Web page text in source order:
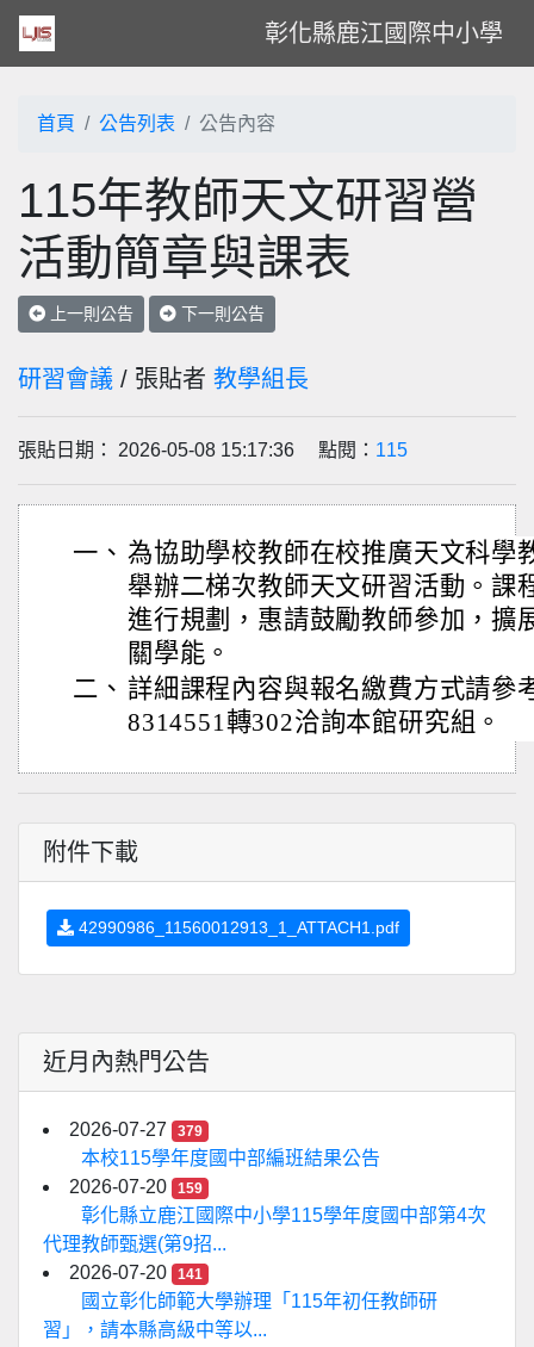
彰化縣鹿江國際中小學
首頁 公告列表 公告內容
115年教師天文研習營
活動簡章與課表
上一則公告 下一則公告
研習會議 / 張貼者 教學組長
張貼日期： 2026-05-08 15:17:36 點閱： 115
一、 為協助學校教師在校推廣天文科學
舉辦二梯次教師天文研習活動。課
進行規劃，惠請鼓勵教師參加，擴
關學能。
二、 詳細課程內容與報名繳費方式請參
8314551轉302洽詢本館研究組。
附件下載
42990986_11560012913_1_ATTACH1.pdf
近月內熱門公告
2026-07-27 379
本校115學年度國中部編班結果公告
2026-07-20
159
彰化縣立鹿江國際中小學115學年度國中部第4次
代理教師甄選(第9招...
2026-07-20
141
國立彰化師範大學辦理「115年初任教師研
習」，請本縣高級中等以...